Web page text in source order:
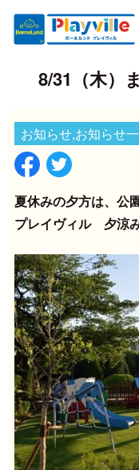
8/31（木）
お知らせ,お知らせ
夏休みの夕方は、公
プレイヴィル 夕涼